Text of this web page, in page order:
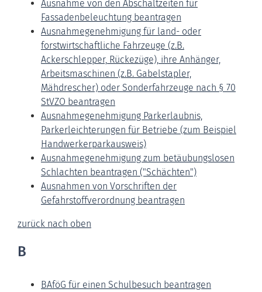
Ausnahme von den Abschaltzeiten für
Fassadenbeleuchtung beantragen
Ausnahmegenehmigung für land- oder
forstwirtschaftliche Fahrzeuge (z.B.
Ackerschlepper, Rückezüge), ihre Anhänger,
Arbeitsmaschinen (z.B. Gabelstapler,
Mähdrescher) oder Sonderfahrzeuge nach § 70
StVZO beantragen
Ausnahmegenehmigung Parkerlaubnis,
Parkerleichterungen für Betriebe (zum Beispiel
Handwerkerparkausweis)
Ausnahmegenehmigung zum betäubungslosen
Schlachten beantragen ("Schächten")
Ausnahmen von Vorschriften der
Gefahrstoffverordnung beantragen
zurück nach oben
B
BAföG für einen Schulbesuch beantragen